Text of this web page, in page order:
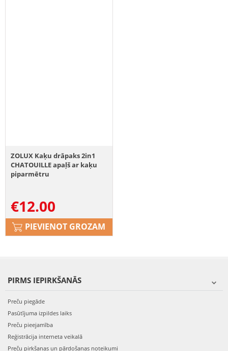
ZOLUX Kaķu drāpaks 2in1
CHATOUILLE apaļš ar kaķu
piparmētru
€12.00
PIEVIENOT GROZAM
PIRMS IEPIRKŠANĀS
Preču piegāde
Pasūtījuma izpildes laiks
Preču pieejamība
Reģistrācija interneta veikalā
Preču pirkšanas un pārdošanas noteikumi